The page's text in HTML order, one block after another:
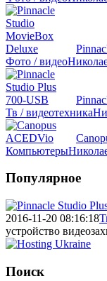
Фото / видео
Тв / видеотехника
Компьютеры
Популярное
2016-11-20 08:16:18
устройство
Поиск